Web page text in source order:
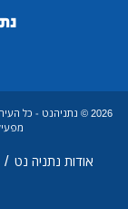
2026 © נתניהנט - כל
אודות נתניה נט /